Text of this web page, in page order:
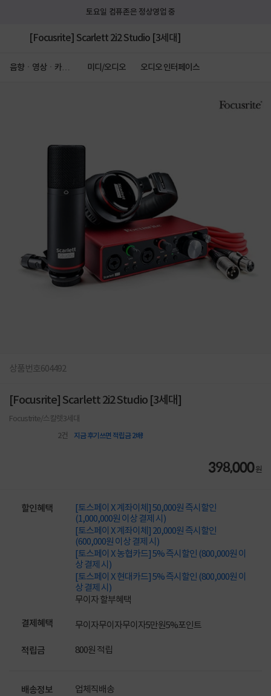
토요일 컴퓨존은 정상영업 중
[Focusrite] Scarlett 2i2 Studio [3세대]
음향ㆍ영상ㆍ카메
미디/오디오 오디오 인터페이스
상품번호604492
[Focusrite] Scarlett 2i2 Studio [3세대]
Focustrite/스칼렛3세대
2건 지금 후기쓰면 적립금 2배!
398,000원
할인혜택
[토스페이 X 계좌이체] 50,000원 즉시할인
(1,000,000원 이상 결제 시)
[토스페이 X 계좌이체] 20,000원 즉시할인
(600,000원 이상 결제 시)
[토스페이 X 농협카드] 5% 즉시할인 (800,000원 이
상 결제 시)
[토스페이 X 현대카드] 5% 즉시할인 (800,000원 이
상 결제 시)
무이자 할부혜택
결제혜택 무이자무이자무이자5만원5%포인트
적립금 800원 적립
배송정보 업체직배송